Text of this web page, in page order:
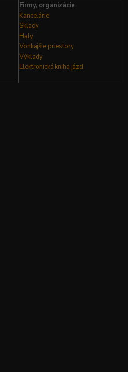
Firmy, organizácie
Kancelárie
Sklady
Haly
Vonkajšie priestory
Výklady
Elektronická kniha jázd